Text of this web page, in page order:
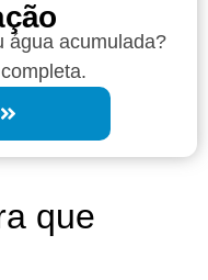
água acumulada?
que